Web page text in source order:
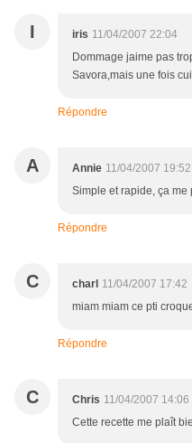
I iris 11/04/2007 22:04
Dommage jaime pas
Savora,mais une fois
Répondre
A Annie 11/04/2007 19:52
Simple et rapide, ça me
Répondre
C charl 11/04/2007 17:42
miam miam ce pti
Répondre
C Chris 11/04/2007 14:06
Cette recette me plaît